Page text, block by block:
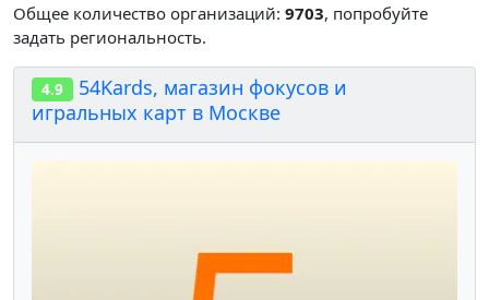
Общее количество организаций: 9703, попробуйте
задать региональность.
4.9
54Kards, магазин фокусов и
игральных карт в Москве